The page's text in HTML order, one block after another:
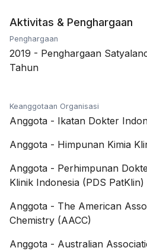
Aktivitas & Penghargaan
Penghargaan
2019 - Penghargaan
Tahun
Keanggotaan Organisasi
Anggota - Ikatan Dokter
Anggota - Himpunan Kimia
Anggota - Perhimpunan
Klinik Indonesia (PDS PatKlin)
Anggota - The American
Chemistry (AACC)
Anggota - Australian